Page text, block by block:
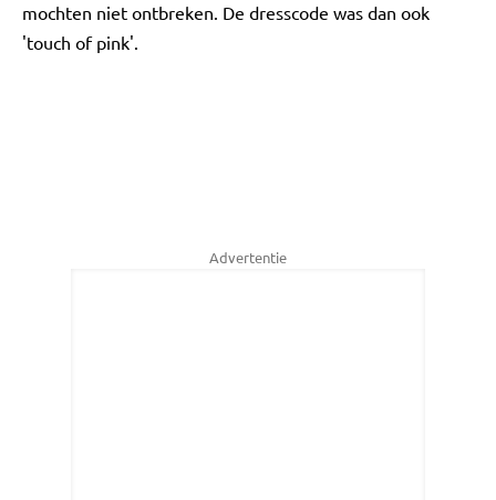
mochten niet ontbreken. De dresscode was dan ook
'touch of pink'.
Advertentie